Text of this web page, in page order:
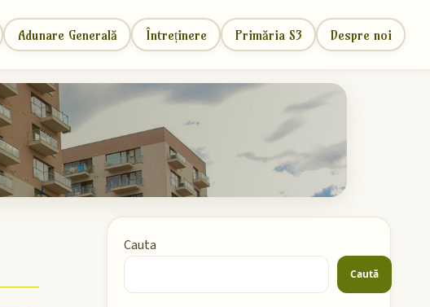
Adunare Generală Întreținere Primăria S3 Despre noi
Cauta
Caută